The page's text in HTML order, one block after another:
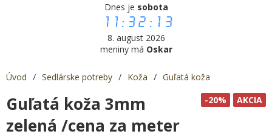
Dnes je sobota
11:32:13
8. august 2026
meniny má Oskar
Úvod / Sedlárske potreby / Koža / Guľatá koža
AKCIA
-20%
Guľatá koža 3mm
zelená /cena za meter